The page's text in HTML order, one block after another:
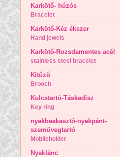
Karkötő- húzós
Bracelet
Karkötő-Kéz ékszer
Hand jewels
Karkötő-Rozsdamentes acél
stainless steel bracelet
Kitűző
Brooch
Kulcstartó-Táskadísz
Key ring
nyakbaakasztó-nyakpánt-
szemüvegtartó
Mobileholder
Nyaklánc